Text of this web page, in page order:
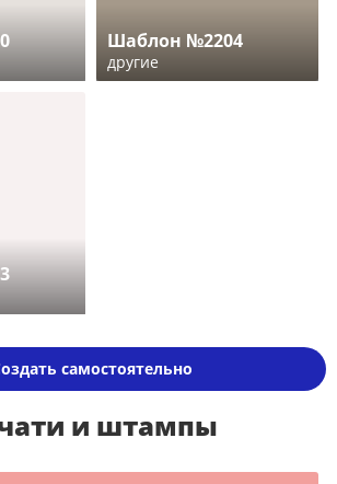
Шаблон №2204
другие
самостоятельно
и штампы